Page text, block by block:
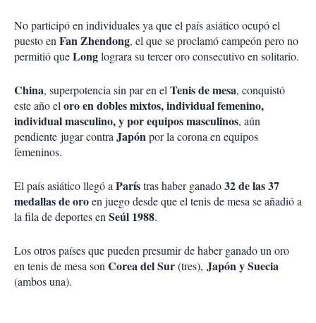
No participó en individuales ya que el país asiático ocupó el
puesto enFan Zhendong, el que se proclamó campeón pero no
permitió queLonglograra su tercer oro consecutivo en solitario.
China, superpotencia sin par en elTenis de mesa, conquistó
este año eloro en dobles mixtos, individual femenino,
individual masculino, y por equipos masculinos, aún
pendiente jugar contraJapónpor la corona en equipos
femeninos.
El país asiático llegó aParístras haber ganado32 de las 37
medallas de oroen juego desde que el tenis de mesa se añadió a
la fila de deportes enSeúl 1988.
Los otros países que pueden presumir de haber ganado un oro
en tenis de mesa sonCorea del Sur(tres), Japón y Suecia
(ambos una).